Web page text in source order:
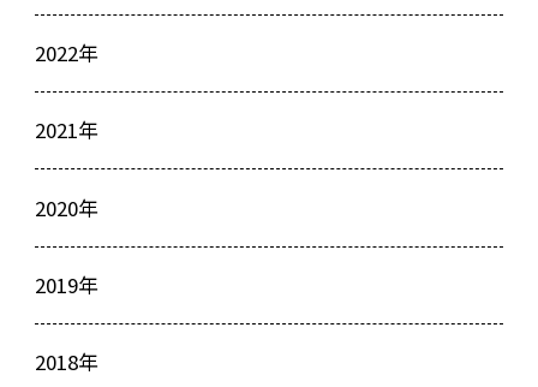
2022年
2021年
2020年
2019年
2018年